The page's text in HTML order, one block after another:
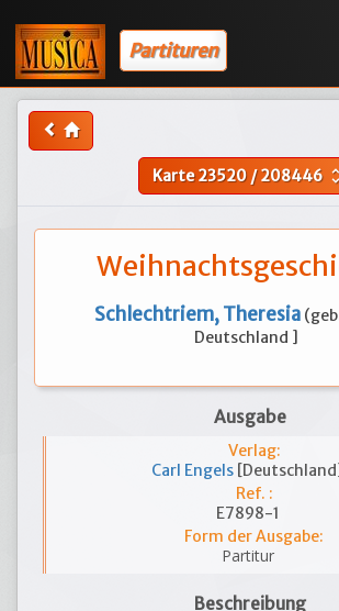
Partituren
Karte23520 /208446 unfold_more
Schlechtriem, Theresia
Deutschland ]
Ausgabe
Verlag:
Carl Engels
Ref. :
E7898-1
Form der Ausgabe:
Partitur
Beschreibung